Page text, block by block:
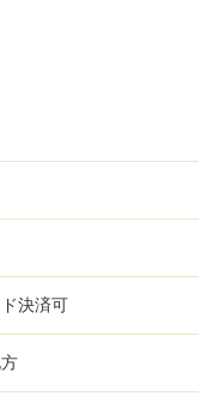
決済可